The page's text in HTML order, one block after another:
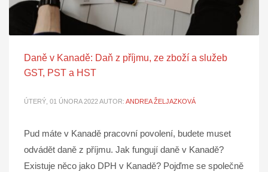
Daně v Kanadě: Daň z příjmu, ze zboží a služeb
GST, PST a HST
ÚTERÝ, 01 ÚNORA 2022AUTOR: ANDREA ŽELJAZKOVÁ
Pud máte v Kanadě pracovní povolení, budete muset
odvádět daně z příjmu. Jak fungují daně v Kanadě?
Existuje něco jako DPH v Kanadě? Pojďme se společně